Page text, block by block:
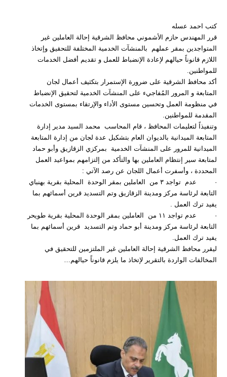
كتب احمد عسله
قرر المهندس حازم الأشموني محافظ الشرقية إحالة العاملين غير
المتواجدين بمقر عملهم بالمنشآت الخدمية المختلفة للتحقيق وإتخاذ
اللازم قانوناً حيالهم لإعادة الإنضباط للعمل و تقديم أفضل الخدمات
للمواطنين.
أكد محافظ الشرقية على ضرورة الإستمرار بتكثيف أعمال لجان
المتابعة و المرور المُفاجيء على المنشآت الخدمية لتحقيق الإنضباط
في منظومة العمل وتحسين مستوى الأداء والإرتقاء بمستوى الخدمات
المقدمة للمواطنين.
وتنفيذاً لتعليمات المحافظ ، قام المحاسب محمد السيد مدير إدارة
المتابعة الميدانية بالديوان العام بتشكيل عدة لجان من إدارة المتابعة
الميدانية للمرور على المنشآت الخدمية بمركزي الزقازيق وأبو حماد
لمتابعة سير إنتظام العاملين بها والتأكد من إلتزامهم بمواعيد العمل
المحددة ، وأسفرت أعمال اللجان عن رصد الآتي :
· عدم تواجد ٣ من العاملين بمقر الوحدة المحلية بقرية بهنباي
التابعة لرئاسة مركز ومدينة الزقازيق وتم التسديد قرين أسمائهم بما
يفيد ترك العمل .
· عدم تواجد ١١ من العاملين بمقر الوحدة المحلية بقرية طويحر
التابعة لرئاسة مركز ومدينة أبو حماد وتم التسديد قرين أسمائهم بما
يفيد ترك العمل.
ليقرر محافظ الشرقية إحالة العاملين غير الملتزمين للتحقيق في
المخالفات الواردة بالتقرير لإتخاذ ما يلزم قانوناً حيالهم…